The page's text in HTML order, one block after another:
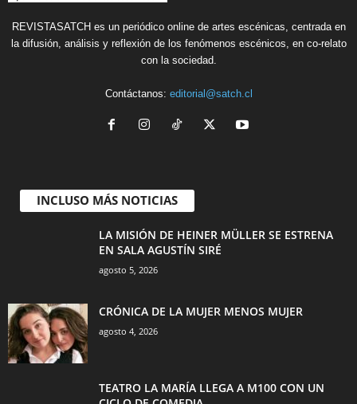
REVISTASATCH es un periódico online de artes escénicas, centrada en
la difusión, análisis y reflexión de los fenómenos escénicos, en co-relato
con la sociedad.
Contáctanos: editorial@satch.cl
INCLUSO MÁS NOTICIAS
LA MISIÓN DE HEINER MÜLLER SE ESTRENA
EN SALA AGUSTÍN SIRÉ
agosto 5, 2026
CRÓNICA DE LA MUJER MENOS MUJER
agosto 4, 2026
TEATRO LA MARÍA LLEGA A M100 CON UN